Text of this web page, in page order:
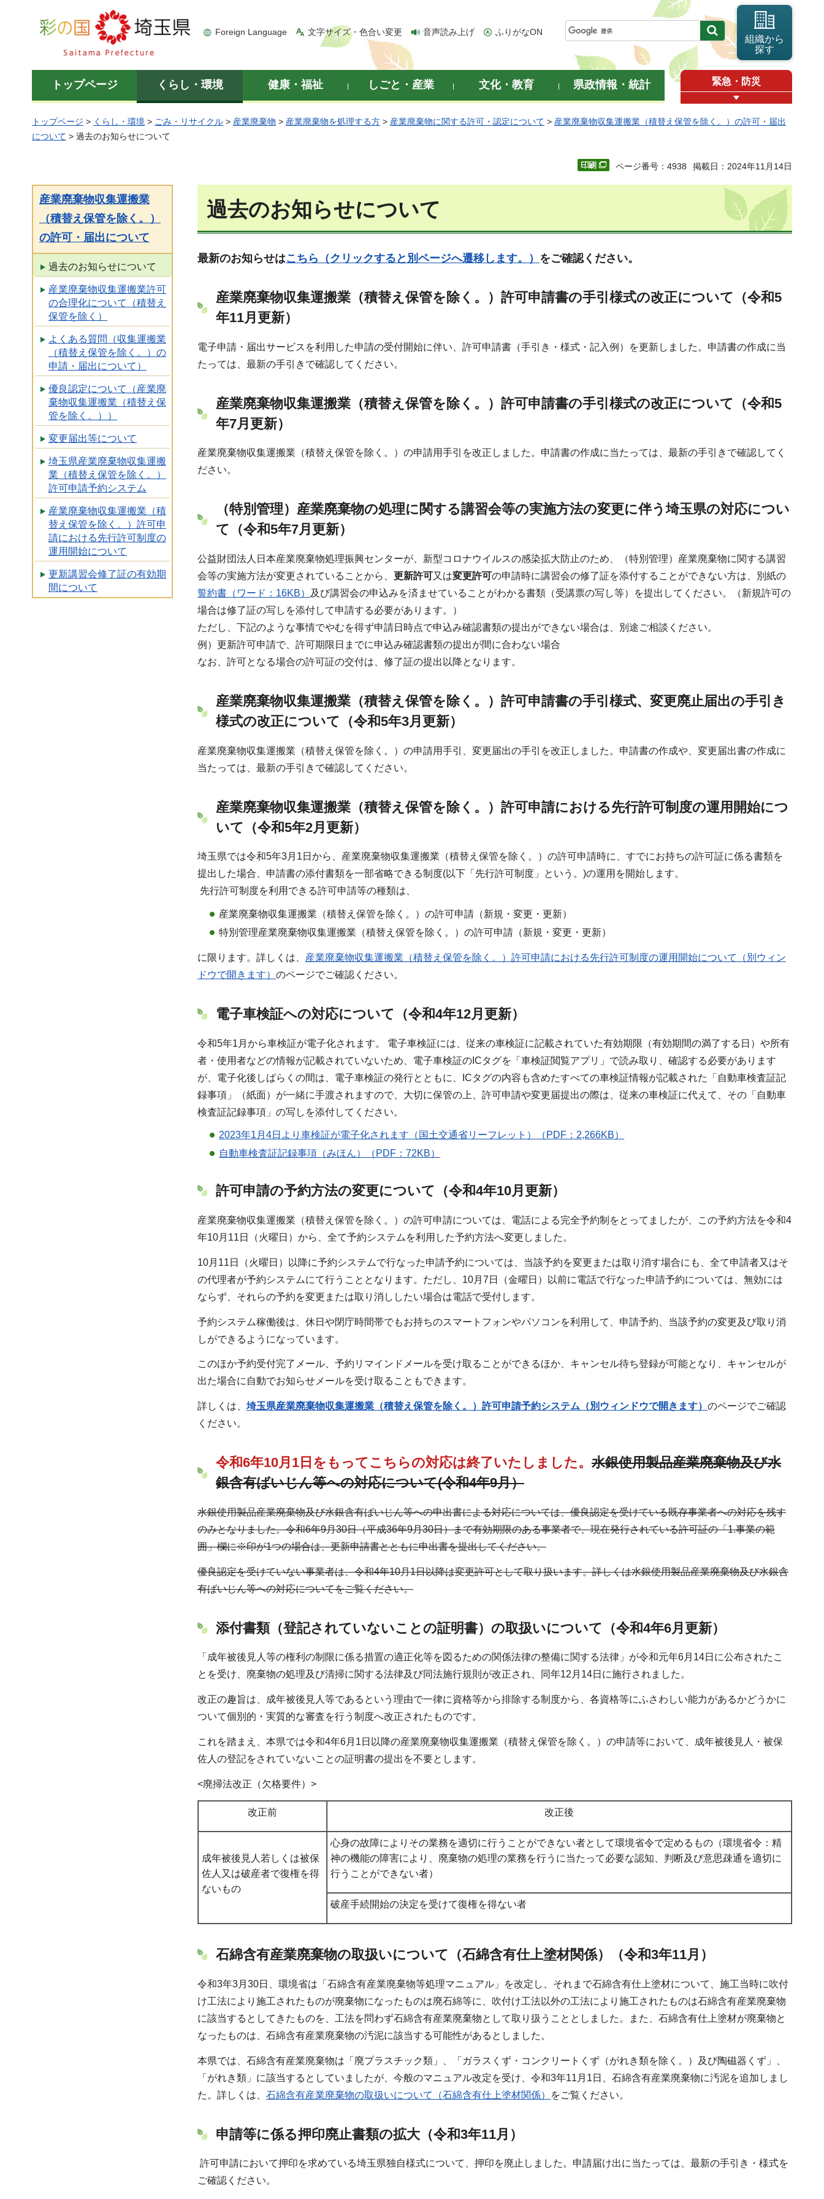
彩の国 埼玉県
Foreign Language 文字サイズ・色合い変更 音声読み上げ ふりがなON
組織から
探す
トップページ くらし・環境 健康・福祉 しごと・産業 文化・教育 県政情報・統計 緊急・防災
トップページ > くらし・環境 > ごみ・リサイクル > 産業廃棄物 > 産業廃棄物を処理する方 > 産業廃棄物に関する許可・認定について > 産業廃棄物収集運搬業（積替え保管を除く。）の許可・届出
について > 過去のお知らせについて
ページ番号：4938 掲載日：2024年11月14日
産業廃棄物収集運搬業
（積替え保管を除く。）
の許可・届出について
過去のお知らせについて
産業廃棄物収集運搬業許可
の合理化について（積替え
保管を除く）
よくある質問（収集運搬業
（積替え保管を除く。）の
申請・届出について）
優良認定について（産業廃
棄物収集運搬業（積替え保
管を除く。））
変更届出等について
埼玉県産業廃棄物収集運搬
業（積替え保管を除く。）
許可申請予約システム
産業廃棄物収集運搬業（積
替え保管を除く。）許可申
請における先行許可制度の
運用開始について
更新講習会修了証の有効期
間について
過去のお知らせについて
最新のお知らせはこちら（クリックすると別ページへ遷移します。） をご確認ください。
産業廃棄物収集運搬業（積替え保管を除く。）許可申請書の手引様式の改正について（令和5
年11月更新）
電子申請・届出サービスを利用した申請の受付開始に伴い、許可申請書（手引き・様式・記入例）を更新しました。申請書の作成に当
たっては、最新の手引きで確認してください。
産業廃棄物収集運搬業（積替え保管を除く。）許可申請書の手引様式の改正について（令和5
年7月更新）
産業廃棄物収集運搬業（積替え保管を除く。）の申請用手引を改正しました。申請書の作成に当たっては、最新の手引きで確認してく
ださい。
（特別管理）産業廃棄物の処理に関する講習会等の実施方法の変更に伴う埼玉県の対応につい
て（令和5年7月更新）
公益財団法人日本産業廃棄物処理振興センターが、新型コロナウイルスの感染拡大防止のため、（特別管理）産業廃棄物に関する講習
会等の実施方法が変更されていることから、 更新許可又は変更許可の申請時に講習会の修了証を添付することができない方は、別紙の
誓約書（ワード：16KB）
及び講習会の申込みを済ませていることがわかる書類（受講票の写し等）を提出してください。（新規許可の
場合は修了証の写しを添付して申請する必要があります。）
ただし、下記のような事情でやむを得ず申請日時点で申込み確認書類の提出ができない場合は、別途ご相談ください。
例）更新許可申請で、許可期限日までに申込み確認書類の提出が間に合わない場合
なお、許可となる場合の許可証の交付は、修了証の提出以降となります。
産業廃棄物収集運搬業（積替え保管を除く。）許可申請書の手引様式、変更廃止届出の手引き
様式の改正について（令和5年3月更新）
産業廃棄物収集運搬業（積替え保管を除く。）の申請用手引、変更届出の手引を改正しました。申請書の作成や、変更届出書の作成に
当たっては、最新の手引きで確認してください。
産業廃棄物収集運搬業（積替え保管を除く。）許可申請における先行許可制度の運用開始につ
いて（令和5年2月更新）
埼玉県では令和5年3月1日から、産業廃棄物収集運搬業（積替え保管を除く。）の許可申請時に、すでにお持ちの許可証に係る書類を
提出した場合、申請書の添付書類を一部省略できる制度(以下「先行許可制度」という。)の運用を開始します。
先行許可制度を利用できる許可申請等の種類は、
産業廃棄物収集運搬業（積替え保管を除く。）の許可申請（新規・変更・更新）
特別管理産業廃棄物収集運搬業（積替え保管を除く。）の許可申請（新規・変更・更新）
に限ります。詳しくは、 産業廃棄物収集運搬業（積替え保管を除く。）許可申請における先行許可制度の運用開始について（別ウィン
ドウで開きます） のページでご確認ください。
電子車検証への対応について（令和4年12月更新）
令和5年1月から車検証が電子化されます。 電子車検証には、従来の車検証に記載されていた有効期限（有効期間の満了する日）や所有
者・使用者などの情報が記載されていないため、電子車検証のICタグを「車検証閲覧アプリ」で読み取り、確認する必要があります
が、電子化後しばらくの間は、電子車検証の発行とともに、ICタグの内容も含めたすべての車検証情報が記載された「自動車検査証記
録事項」（紙面）が一緒に手渡されますので、大切に保管の上、許可申請や変更届提出の際は、従来の車検証に代えて、その「自動車
検査証記録事項」の写しを添付してください。
2023年1月4日より車検証が電子化されます（国土交通省リーフレット）（PDF：2,266KB）
自動車検査証記録事項（みほん）（PDF：72KB）
許可申請の予約方法の変更について（令和4年10月更新）
産業廃棄物収集運搬業（積替え保管を除く。）の許可申請については、電話による完全予約制をとってましたが、この予約方法を令和4
年10月11日（火曜日）から、全て予約システムを利用した予約方法へ変更しました。
10月11日（火曜日）以降に予約システムで行なった申請予約については、当該予約を変更または取り消す場合にも、全て申請者又はそ
の代理者が予約システムにて行うこととなります。ただし、10月7日（金曜日）以前に電話で行なった申請予約については、無効には
ならず、それらの予約を変更または取り消ししたい場合は電話で受付します。
予約システム稼働後は、休日や閉庁時間帯でもお持ちのスマートフォンやパソコンを利用して、申請予約、当該予約の変更及び取り消
しができるようになっています。
このほか予約受付完了メール、予約リマインドメールを受け取ることができるほか、キャンセル待ち登録が可能となり、キャンセルが
出た場合に自動でお知らせメールを受け取ることもできます。
詳しくは、 埼玉県産業廃棄物収集運搬業（積替え保管を除く。）許可申請予約システム（別ウィンドウで開きます） のページでご確認
ください。
令和6年10月1日をもってこちらの対応は終了いたしました。 水銀使用製品産業廃棄物及び水
銀含有ばいじん等への対応について(令和4年9月）
水銀使用製品産業廃棄物及び水銀含有ばいじん等への申出書による対応については、優良認定を受けている既存事業者への対応を残す
のみとなりました。令和6年9月30日（平成36年9月30日）まで有効期限のある事業者で、現在発行されている許可証の「1.事業の範
囲」欄に※印が1つの場合は、更新申請書とともに申出書を提出してください。
優良認定を受けていない事業者は、令和4年10月1日以降は変更許可として取り扱います。詳しくは水銀使用製品産業廃棄物及び水銀含
有ばいじん等への対応についてをご覧ください。
添付書類（登記されていないことの証明書）の取扱いについて（令和4年6月更新）
「成年被後見人等の権利の制限に係る措置の適正化等を図るための関係法律の整備に関する法律」が令和元年6月14日に公布されたこ
とを受け、廃棄物の処理及び清掃に関する法律及び同法施行規則が改正され、同年12月14日に施行されました。
改正の趣旨は、成年被後見人等であるという理由で一律に資格等から排除する制度から、各資格等にふさわしい能力があるかどうかに
ついて個別的・実質的な審査を行う制度へ改正されたものです。
これを踏まえ、本県では令和4年6月1日以降の産業廃棄物収集運搬業（積替え保管を除く。）の申請等において、成年被後見人・被保
佐人の登記をされていないことの証明書の提出を不要とします。
<廃掃法改正（欠格要件）>
改正前 改正後
成年被後見人若しくは被保
佐人又は破産者で復権を得
ないもの
心身の故障によりその業務を適切に行うことができない者として環境省令で定めるもの（環境省令：精
神の機能の障害により、廃棄物の処理の業務を行うに当たって必要な認知、判断及び意思疎通を適切に
行うことができない者）
破産手続開始の決定を受けて復権を得ない者
石綿含有産業廃棄物の取扱いについて（石綿含有仕上塗材関係）（令和3年11月）
令和3年3月30日、環境省は「石綿含有産業廃棄物等処理マニュアル」を改定し、それまで石綿含有仕上塗材について、施工当時に吹付
け工法により施工されたものが廃棄物になったものは廃石綿等に、吹付け工法以外の工法により施工されたものは石綿含有産業廃棄物
に該当するとしてきたものを、工法を問わず石綿含有産業廃棄物として取り扱うこととしました。また、石綿含有仕上塗材が廃棄物と
なったものは、石綿含有産業廃棄物の汚泥に該当する可能性があるとしました。
本県では、石綿含有産業廃棄物は「廃プラスチック類」、「ガラスくず・コンクリートくず（がれき類を除く。）及び陶磁器くず」、
「がれき類」に該当するとしていましたが、今般のマニュアル改定を受け、令和3年11月1日、石綿含有産業廃棄物に汚泥を追加しまし
た。詳しくは、 石綿含有産業廃棄物の取扱いについて（石綿含有仕上塗材関係） をご覧ください。
申請等に係る押印廃止書類の拡大（令和3年11月）
許可申請において押印を求めている埼玉県独自様式について、押印を廃止しました。申請届け出に当たっては、最新の手引き・様式を
ご確認ください。